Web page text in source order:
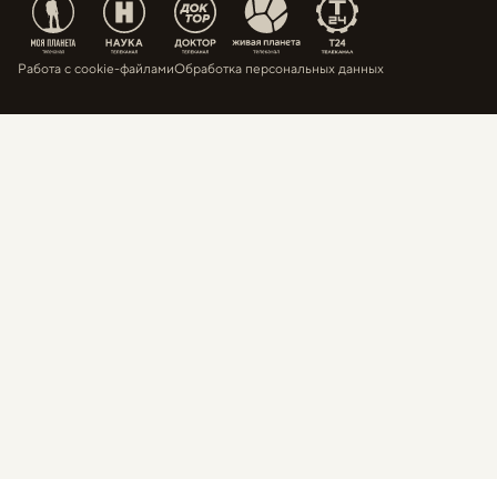
Работа с cookie-файламиОбработка персональных данных